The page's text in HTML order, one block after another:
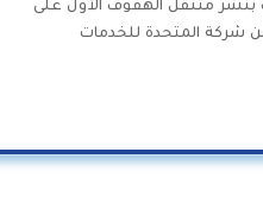
شركة المتحدة للخدمات